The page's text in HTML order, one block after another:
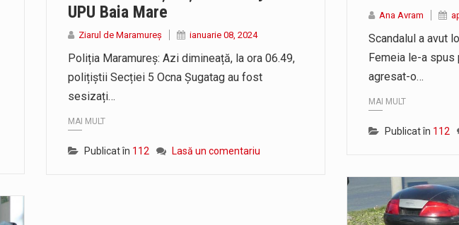
UPU Baia Mare
Ziarul de Maramureș ianuarie 08, 2024
Poliția Maramureș: Azi dimineață, la ora 06.49,
polițiștii Secției 5 Ocna Șugatag au fost
sesizați…
MAI MULT
Publicat în 112 Lasă un comentariu
Ana Avram
Scandalul a avut
Femeia le-a
agresat-o…
MAI MULT
Publicat în 112